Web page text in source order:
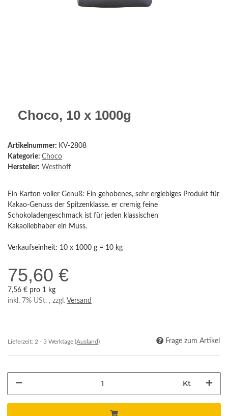
Choco, 10 x 1000g
Artikelnummer: KV-2808
Kategorie: Choco
Hersteller: Westhoff
Ein Karton voller Genuß: Ein gehobenes, sehr ergiebiges Produkt für
Kakao-Genuss der Spitzenklasse. er cremig feine
Schokoladengeschmack ist für jeden klassischen
Kakaoliebhaber ein Muss.
Verkaufseinheit: 10 x 1000 g = 10 kg
75,60 €
7,56 € pro 1 kg
inkl. 7% USt. , zzgl. Versand
Lieferzeit: 2 - 3 Werktage (Ausland) Frage zum Artikel
Kt